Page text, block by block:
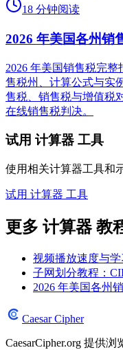
18 分钟阅读
2026 年美国各州销
2026 年美国销售税完
售税州、计算公式与实
售税、销售税与增值税
在线销售税判决。
试用 计算器 工具
使用相关计算器工具和
试用 计算器 工具
更多 计算器 教
视频播放速度与
子网划分教程：
2026 年美国各州
Caesar Cipher
CaesarCipher.org 提供